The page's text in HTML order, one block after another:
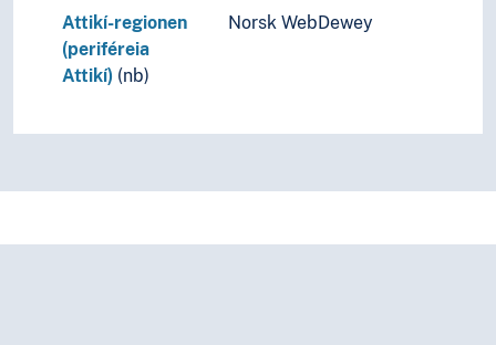
Attikí-regionen
(periféreia
Attikí) (nb)
Norsk WebDewey